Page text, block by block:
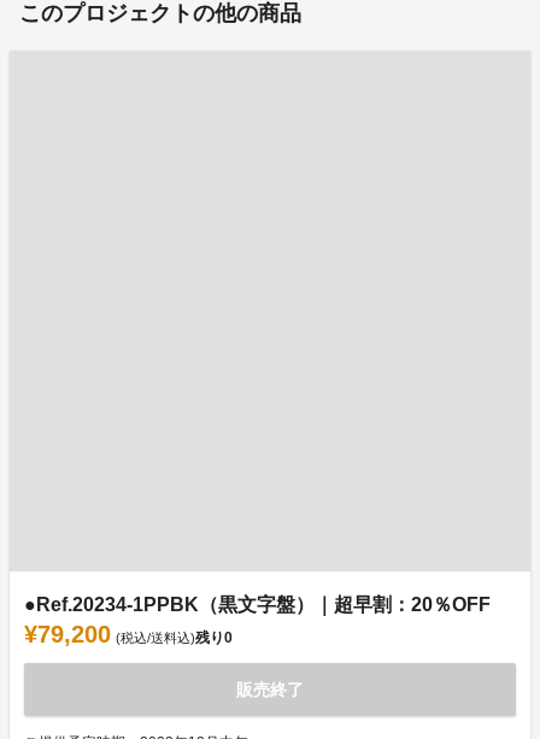
このプロジェクトの他の商品
●Ref.20234-1PPBK（黒文字盤）｜超早割：20％OFF
¥79,200 (税込/送料込)残り0
販売終了